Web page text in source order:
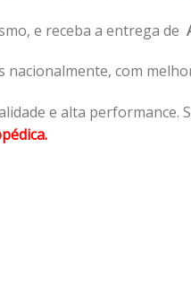
e receba a entrega de
nacionalmente, com
e alta performance.